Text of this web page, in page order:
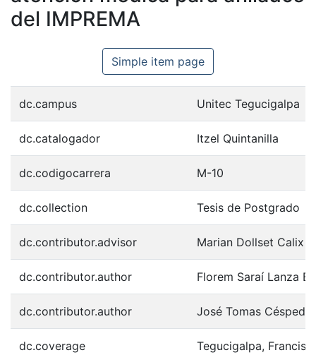
del IMPREMA
Simple item page
dc.campus Unitec Tegucigalpa
dc.catalogador Itzel Quintanilla
dc.codigocarrera M-10
dc.collection Tesis de Postgrado
dc.contributor.advisor Marian Dollset Calix
dc.contributor.author Florem Saraí Lanza
dc.contributor.author José Tomas
dc.coverage Tegucigalpa,